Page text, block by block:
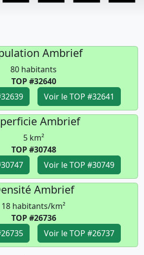
Ambrief
80 habitants
TOP #32640
Voir le TOP #32641
Ambrief
5 km²
TOP #30748
Voir le TOP #30749
Ambrief
18 habitants/km²
TOP #26736
Voir le TOP #26737